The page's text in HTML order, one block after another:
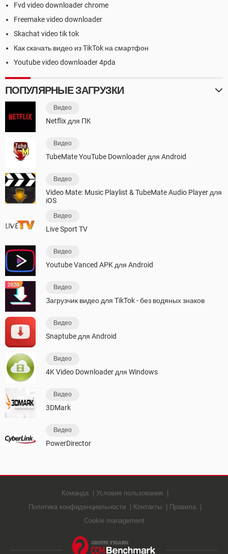
Fvd video downloader chrome
Freemake video downloader
Skachat video tik tok
Как скачать видео из TikTok на смартфон
Youtube video downloader 4pda
ПОПУЛЯРНЫЕ ЗАГРУЗКИ
Видео
Netflix для ПК
Видео
TubeMate YouTube Downloader для Android
Видео
Video Mate: Music Playlist & TubeMate Audio Player для
iOS
Видео
Live Sport TV
Видео
Youtube Vanced APK для Android
Видео
Загрузчик видео для TikTok - без водяных знаков
Видео
Snaptube для Android
Видео
4K Video Downloader для Windows
Видео
3DMark
Видео
PowerDirector
Команда
Условия пользования
Политика конфиденциальности
Контакты
Правила
Cookie management